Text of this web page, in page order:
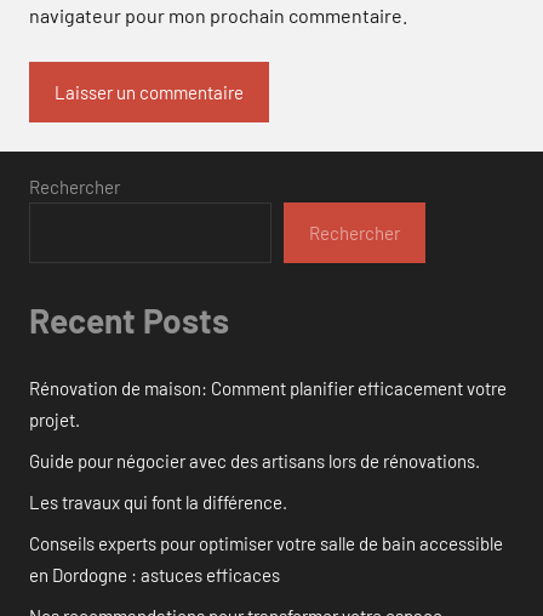
navigateur pour mon prochain commentaire.
Rechercher
Rechercher
Recent Posts
Rénovation de maison: Comment planifier efficacement votre
projet.
Guide pour négocier avec des artisans lors de rénovations.
Les travaux qui font la différence.
Conseils experts pour optimiser votre salle de bain accessible
en Dordogne : astuces efficaces